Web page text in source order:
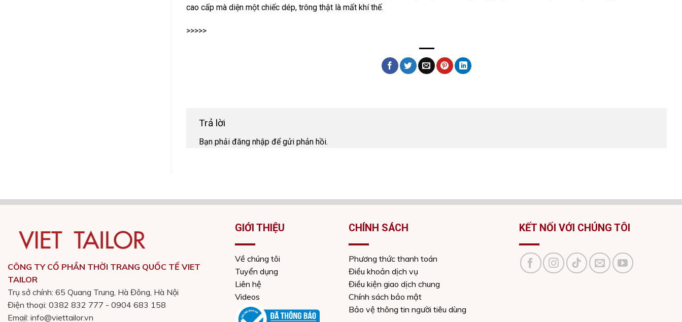
cao cấp mà diện một chiếc dép, trông thật là mất khí thế.
>>>>>
Trả lời
Bạn phải đăng nhập để gửi phản hồi.
CÔNG TY CỔ PHẦN THỜI TRANG QUỐC TẾ VIET
TAILOR
Trụ sở chính: 65 Quang Trung, Hà Đông, Hà Nội
Điện thoại: 0382 832 777 - 0904 683 158
Email: info@viettailor.vn
GIỚI THIỆU
Về chúng tôi
Tuyển dụng
Liên hệ
Videos
CHÍNH SÁCH
Phương thức thanh toán
Điều khoản dịch vụ
Điều kiện giao dịch chung
Chính sách bảo mật
Bảo vệ thông tin người tiêu dùng
KẾT NỐI VỚI CHÚNG TÔI